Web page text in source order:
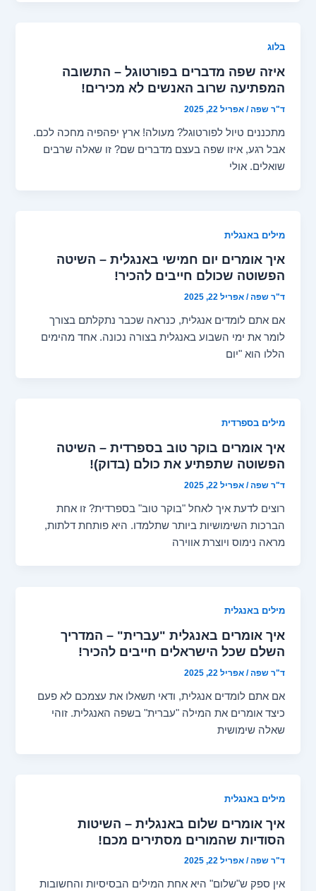
בלוג
איזה שפה מדברים בפורטוגל – התשובה
המפתיעה שרוב האנשים לא מכירים!
ד"ר שפה/אפריל 22, 2025
מתכננים טיול לפורטוגל? מעולה! ארץ יפהפיה מחכה לכם.
אבל רגע, איזו שפה בעצם מדברים שם? זו שאלה שרבים
שואלים. אולי
מילים באנגלית
איך אומרים יום חמישי באנגלית – השיטה
הפשוטה שכולם חייבים להכיר!
ד"ר שפה/אפריל 22, 2025
אם אתם לומדים אנגלית, כנראה שכבר נתקלתם בצורך
לומר את ימי השבוע באנגלית בצורה נכונה. אחד מהימים
הללו הוא "יום
מילים בספרדית
איך אומרים בוקר טוב בספרדית – השיטה
הפשוטה שתפתיע את כולם (בדוק)!
ד"ר שפה/אפריל 22, 2025
רוצים לדעת איך לאחל "בוקר טוב" בספרדית? זו אחת
הברכות השימושיות ביותר שתלמדו. היא פותחת דלתות,
מראה נימוס ויוצרת אווירה
מילים באנגלית
איך אומרים באנגלית "עברית" – המדריך
השלם שכל הישראלים חייבים להכיר!
ד"ר שפה/אפריל 22, 2025
אם אתם לומדים אנגלית, ודאי תשאלו את עצמכם לא פעם
כיצד אומרים את המילה "עברית" בשפה האנגלית. זוהי
שאלה שימושית
מילים באנגלית
איך אומרים שלום באנגלית – השיטות
הסודיות שהמורים מסתירים מכם!
ד"ר שפה/אפריל 22, 2025
אין ספק ש"שלום" היא אחת המילים הבסיסיות והחשובות